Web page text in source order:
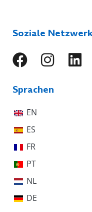
Soziale
Sprachen
EN
ES
FR
PT
NL
DE